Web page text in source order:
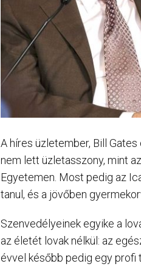
A híres üzletember, Bill
nem lett üzletasszony, mint
Egyetemen. Most pedig az
tanul, és a jövőben
Szenvedélyeinek egyike a
az életét lovak nélkül: az
évvel később pedig egy profi